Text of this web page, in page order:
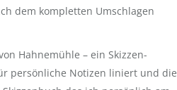
dem kompletten Umschlagen
Hahnemühle – ein Skizzen-
persönliche Notizen liniert und die